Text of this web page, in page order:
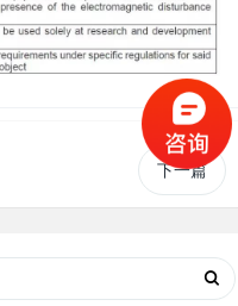
下一篇